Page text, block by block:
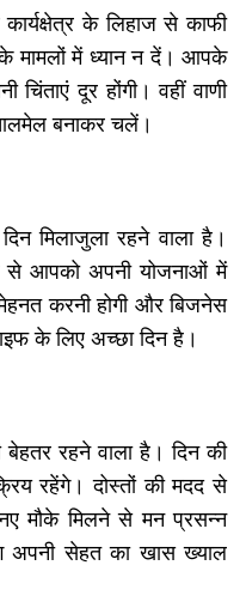
के लिहाज से काफी
के मामलों में ध्यान न दें। आपके
चिंताएं दूर होंगी। वहीं वाणी
बनाकर चलें।
मिलाजुला रहने वाला है।
आपको अपनी योजनाओं में
करनी होगी और बिजनेस
के लिए अच्छा दिन है।
रहने वाला है। दिन की
रहेंगे। दोस्तों की मदद से
मौके मिलने से मन प्रसन्न
अपनी सेहत का खास ख्याल